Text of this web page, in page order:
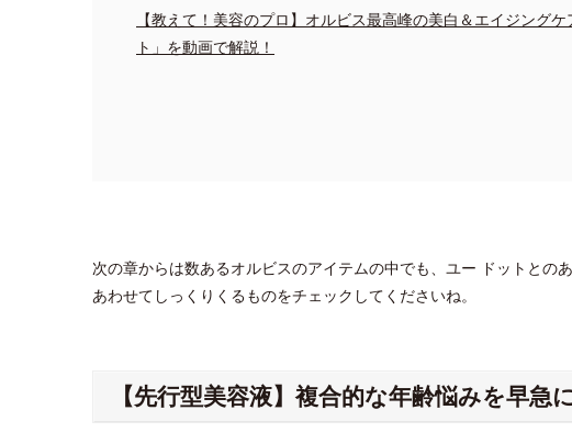
【教えて！美容のプロ】オルビス最高峰の美白＆エイジング
ト」を動画で解説！
次の章からは数あるオルビスのアイテムの中でも、ユー ドットとの
あわせてしっくりくるものをチェックしてくださいね。
【先行型美容液】複合的な年齢悩みを早急